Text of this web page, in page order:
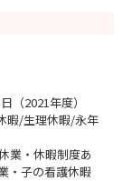
（2021年度）
暇/生理休暇/永年
業・休暇制度あ
・子の看護休暇